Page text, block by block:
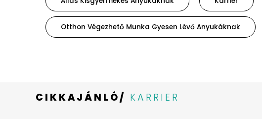
Otthon Végezhető Munka Gyesen Lévő Anyukáknak
CIKKAJÁNLÓ/ KARRIER